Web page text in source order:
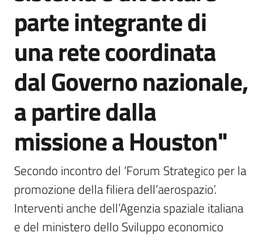
parte integrante di
una rete coordinata
dal Governo nazionale,
a partire dalla
missione a Houston"
Secondo incontro del ‘Forum Strategico per la
promozione della filiera dell’aerospazio’.
Interventi anche dell’Agenzia spaziale italiana
e del ministero dello Sviluppo economico